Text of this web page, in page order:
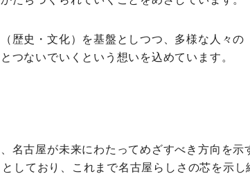
歴史・文化）を基盤としつつ、多様な人々の
つないでいくという想いを込めています。
名古屋が未来にわたってめざすべき方向を示
しており、これまで名古屋らしさの芯を示し